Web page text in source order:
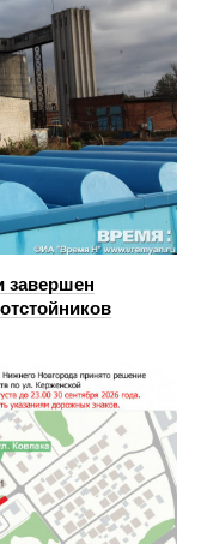
завершен